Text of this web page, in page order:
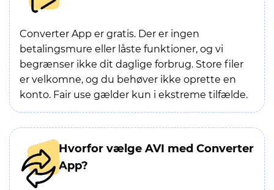
Converter App er gratis. Der er ingen
betalingsmure eller låste funktioner, og vi
begrænser ikke dit daglige forbrug. Store filer
er velkomne, og du behøver ikke oprette en
konto. Fair use gælder kun i ekstreme tilfælde.
Hvorfor vælge AVI med Converter
App?